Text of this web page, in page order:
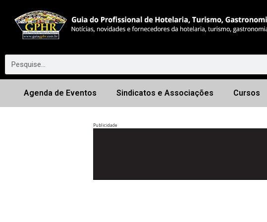
Agenda de Eventos Sindicatos e Associações Cursos
Publicidade